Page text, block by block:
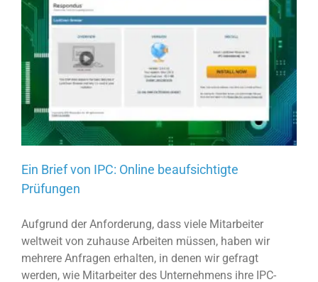
Ein Brief von IPC: Online beaufsichtigte
Prüfungen
Aufgrund der Anforderung, dass viele Mitarbeiter
weltweit von zuhause Arbeiten müssen, haben wir
mehrere Anfragen erhalten, in denen wir gefragt
werden, wie Mitarbeiter des Unternehmens ihre IPC-